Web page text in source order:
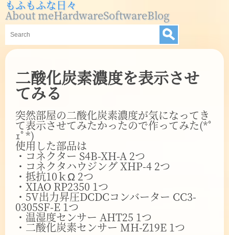
もふもふな日々
About meHardwareSoftwareBlog
二酸化炭素濃度を表示させ
てみる
突然部屋の二酸化炭素濃度が気になってき
て表示させてみたかったので作ってみた(*ﾟ
ｪﾟ*)
使用した部品は
・コネクター S4B-XH-A 2つ
・コネクタハウジング XHP-4 2つ
・抵抗10ｋΩ 2つ
・XIAO RP2350 1つ
・5V出力昇圧DCDCコンバーター CC3-
0305SF-E 1つ
・温湿度センサー AHT25 1つ
・二酸化炭素センサー MH-Z19E 1つ